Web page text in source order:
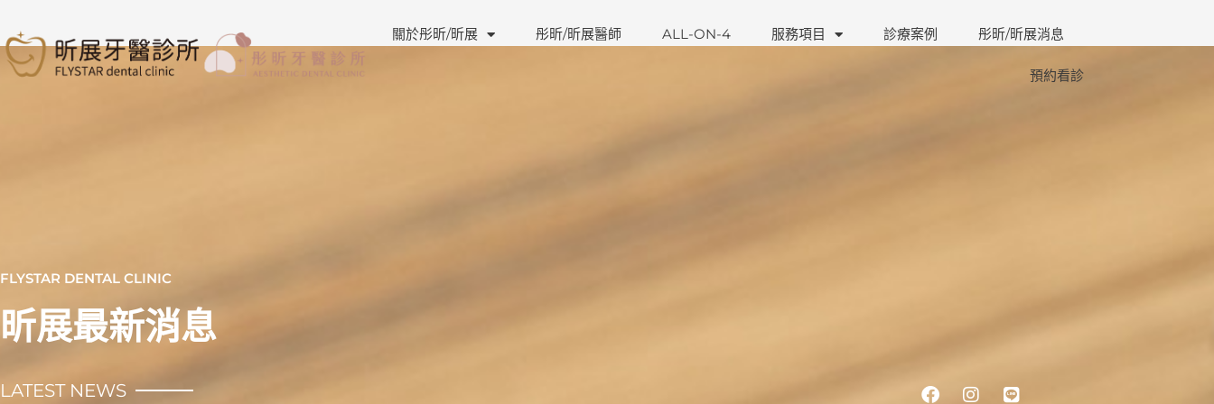
主
關於彤昕/昕展 彤昕/昕展醫師 ALL-ON-4 服務項目 診療案例 彤昕/昕展消息
預約看診
FLYSTAR DENTAL CLINIC
昕展最新消息
LATEST NEWS Facebook
Instagram
Line